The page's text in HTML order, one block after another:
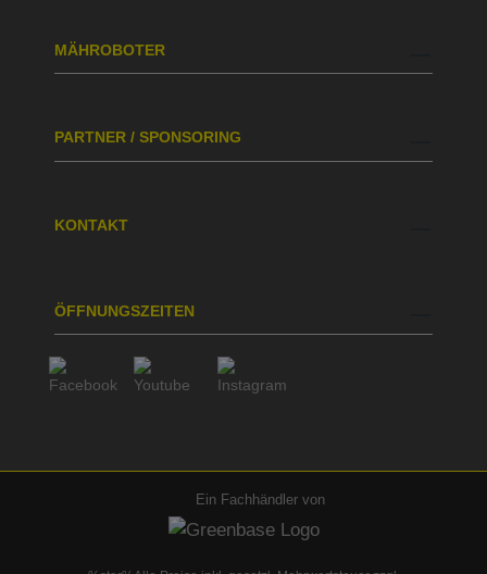
MÄHROBOTER
PARTNER / SPONSORING
KONTAKT
ÖFFNUNGSZEITEN
Ein Fachhändler von